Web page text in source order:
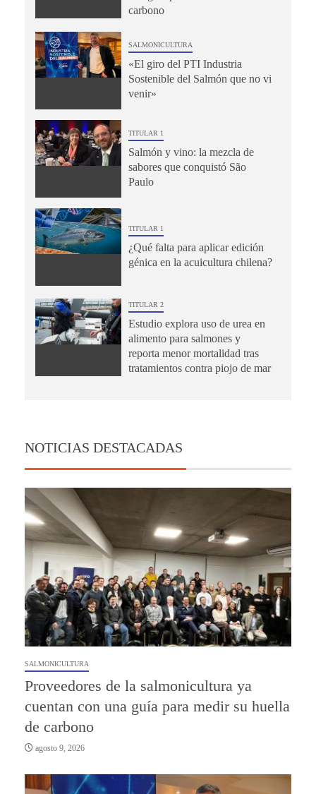
carbono
SALMONICULTURA
«El giro del PTI Industria
Sostenible del Salmón que no vi
venir»
TITULAR 1
Salmón y vino: la mezcla de
sabores que conquistó São
Paulo
TITULAR 1
¿Qué falta para aplicar edición
génica en la acuicultura chilena?
TITULAR 2
Estudio explora uso de urea en
alimento para salmones y
reporta menor mortalidad tras
tratamientos contra piojo de mar
NOTICIAS DESTACADAS
SALMONICULTURA
Proveedores de la salmonicultura ya
cuentan con una guía para medir su huella
de carbono
agosto 9, 2026